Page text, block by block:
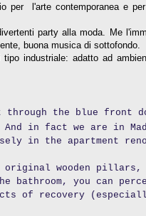
per l'arte contemporanea e
party alla moda. Me
buona musica di sottofondo.
industriale: adatto ad
through the blue front
in fact we are in
in the apartment
wooden pillars,
bathroom, you can
of recovery